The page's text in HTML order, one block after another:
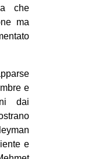
che
ma
e
dai
e